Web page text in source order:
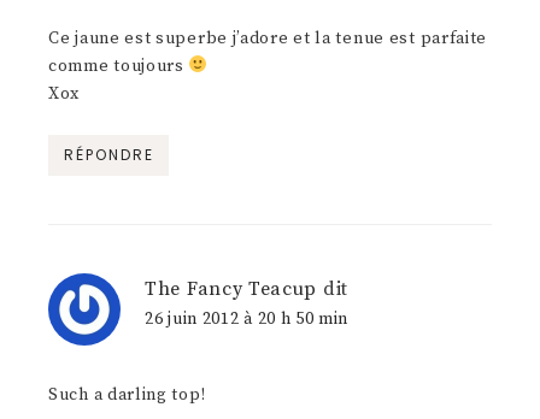
Ce jaune est superbe j’adore et la tenue est parfaite
comme toujours
Xox
RÉPONDRE
The Fancy Teacup dit
26 juin 2012 à 20 h 50 min
Such a darling top!